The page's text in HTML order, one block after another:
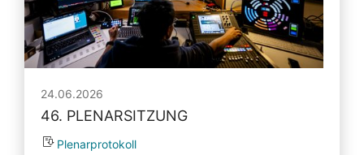
24.06.2026
46. PLENARSITZUNG
Plenarprotokoll